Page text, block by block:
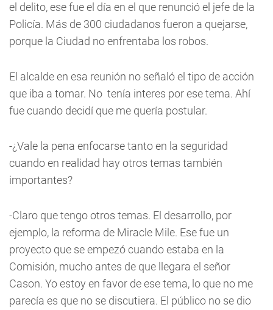
el delito, ese fue el día en el que renunció el jefe de la
Policía. Más de 300 ciudadanos fueron a quejarse,
porque la Ciudad no enfrentaba los robos.
El alcalde en esa reunión no señaló el tipo de acción
que iba a tomar. No tenía interes por ese tema. Ahí
fue cuando decidí que me quería postular.
-¿Vale la pena enfocarse tanto en la seguridad
cuando en realidad hay otros temas también
importantes?
-Claro que tengo otros temas. El desarrollo, por
ejemplo, la reforma de Miracle Mile. Ese fue un
proyecto que se empezó cuando estaba en la
Comisión, mucho antes de que llegara el señor
Cason. Yo estoy en favor de ese tema, lo que no me
parecía es que no se discutiera. El público no se dio